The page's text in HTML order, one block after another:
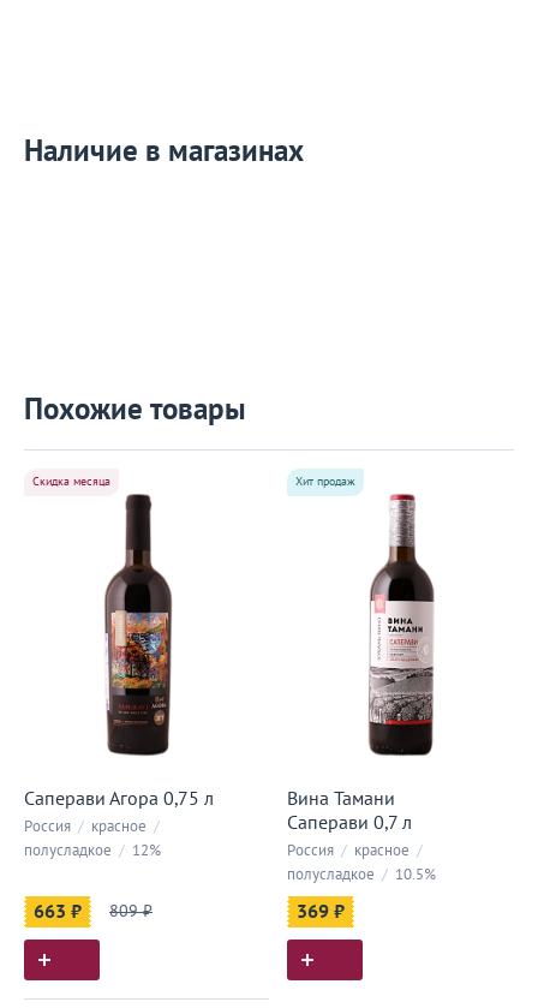
Наличие в магазинах
Похожие товары
Скидка месяца
Саперави Агора 0,75 л
Россия / красное /
полусладкое / 12%
663 ₽ 809 ₽
Хит продаж
Вина Тамани
Саперави 0,7 л
Россия / красное /
полусладкое / 10.5%
369 ₽